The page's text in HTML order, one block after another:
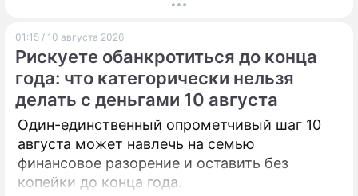
01:15 / 10 августа 2026
Рискуете обанкротиться до конца
года: что категорически нельзя
делать с деньгами 10 августа
Один-единственный опрометчивый шаг 10
августа может навлечь на семью
финансовое разорение и оставить без
копейки до конца года.